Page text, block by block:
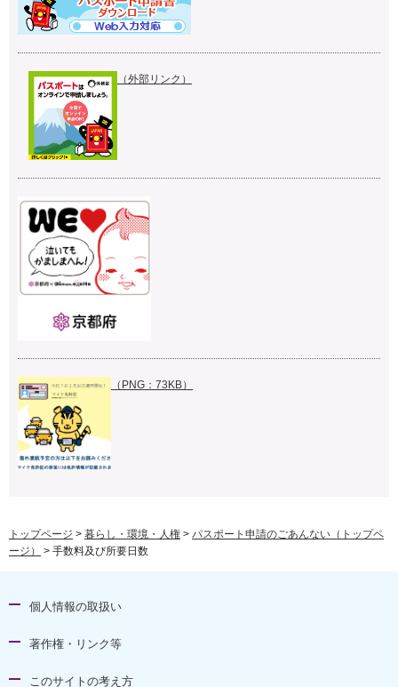
（外部リンク）
（PNG：73KB）
トップページ > 暮らし・環境・人権 > パスポート申請のごあんない（トップペ
ージ）
> 手数料及び所要日数
個人情報の取扱い
著作権・リンク等
このサイトの考え方